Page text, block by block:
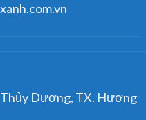
Dương, TX. Hương